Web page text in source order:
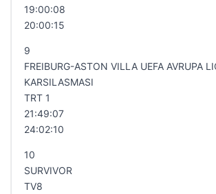
19:00:08
20:00:15
9
FREIBURG-ASTON VILLA UEFA AVRUPA
KARSILASMASI
TRT 1
21:49:07
24:02:10
10
SURVIVOR
TV8